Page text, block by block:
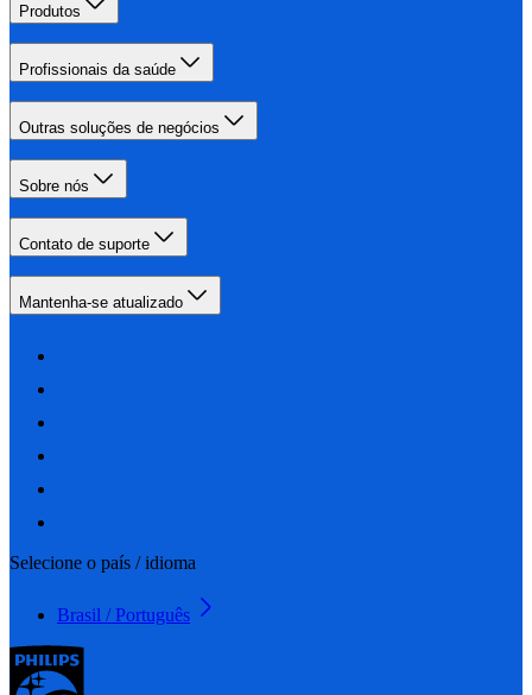
Produtos
Profissionais da saúde
Outras soluções de negócios
Sobre nós
Contato de suporte
Mantenha-se atualizado
Selecione o país / idioma
Brasil / Português